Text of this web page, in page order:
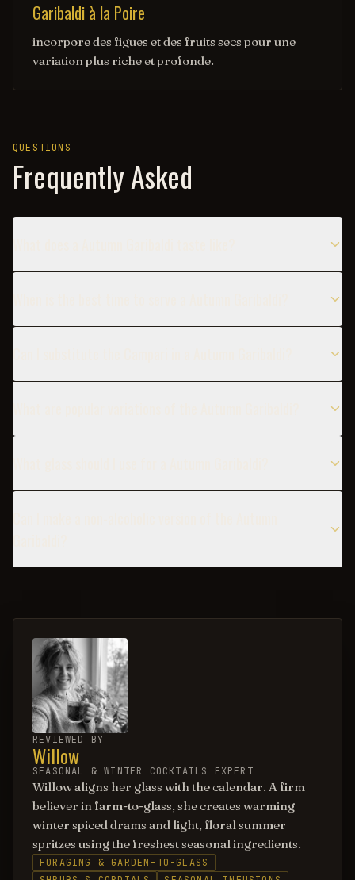
Garibaldi à la Poire
incorpore des figues et des fruits secs pour une
variation plus riche et profonde.
QUESTIONS
Frequently Asked
REVIEWED BY
Willow
SEASONAL & WINTER COCKTAILS EXPERT
Willow aligns her glass with the calendar. A firm
believer in farm-to-glass, she creates warming
winter spiced drams and light, floral summer
spritzes using the freshest seasonal ingredients.
FORAGING & GARDEN-TO-GLASS